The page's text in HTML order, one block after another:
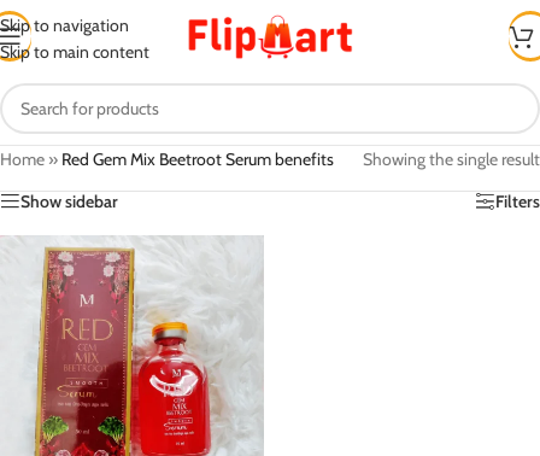
Skip to navigation
Skip to main content
Home » Red Gem Mix Beetroot Serum benefits
Showing the single result
Show sidebar
Filters